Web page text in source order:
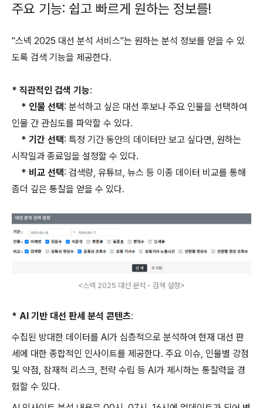
주요 기능: 쉽고 빠르게 원하는 정보를!
"스넥 2025 대선 분석 서비스"는 원하는 분석 정보를 얻을 수 있
도록 검색 기능을 제공한다.
* 직관적인 검색 기능:
* 인물 선택: 분석하고 싶은 대선 후보나 주요 인물을 선택하여
인물 간 관심도를 파악할 수 있다.
* 기간 선택: 특정 기간 동안의 데이터만 보고 싶다면, 원하는
시작일과 종료일을 설정할 수 있다.
* 비교 선택: 검색량, 유튜브, 뉴스 등 이종 데이터 비교를 통해
좀더 깊은 통찰을 얻을 수 있다.
<스넥 2025 대선 분석 - 검색 설정>
* AI 기반 대선 판세 분석 콘텐츠:
수집된 방대한 데이터를 AI가 심층적으로 분석하여 현재 대선 판
세에 대한 종합적인 인사이트를 제공한다. 주요 이슈, 인물별 강점
및 약점, 잠재적 리스크, 전략 수립 등 AI가 제시하는 통찰력을 경
험할 수 있다.